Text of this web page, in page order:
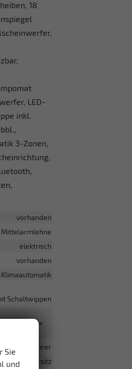
18
LED-
inkl.
3-Zonen,
vorhanden
Mittelarmlehne
elektrisch
vorhanden
Schaltwippen
Isofix
Fahrer
Fahrersitz
Sie
und